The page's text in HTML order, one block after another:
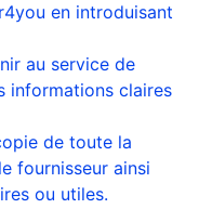
en introduisant
au service de
informations claires
de toute la
fournisseur ainsi
ou utiles.